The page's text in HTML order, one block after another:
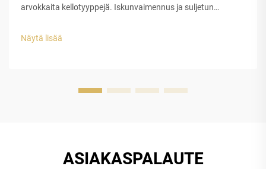
arvokkaita kellotyyppejä. Iskunvaimennus ja suljetun
erinomainen suojauskyky luksuskellojen tappeihin...
Näytä lisää
ASIAKASPALAUTE